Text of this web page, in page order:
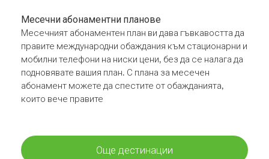
Месечни абонаментни планове
Месечният абонаментен план ви дава гъвкавостта да
правите международни обаждания към стационарни и
мобилни телефони на ниски цени, без да се налага да
подновявате вашия план. С плана за месечен
абонамент можете да спестите от обажданията,
които вече правите
Още дестинации